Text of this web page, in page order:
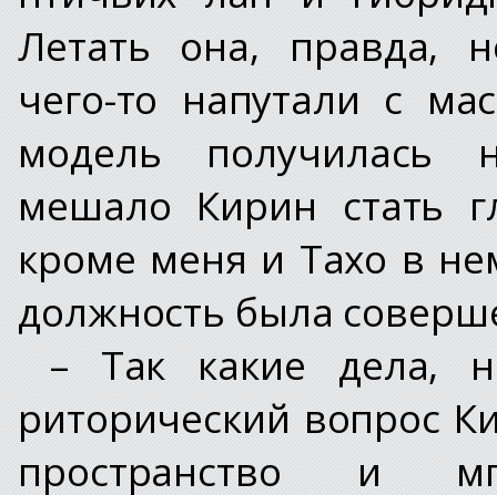
Летать она, правда,
чего-то напутали с
модель получилась
мешало Кирин стать
кроме меня и Тахо в
должность была
– Так какие дела,
риторический вопрос
пространство и